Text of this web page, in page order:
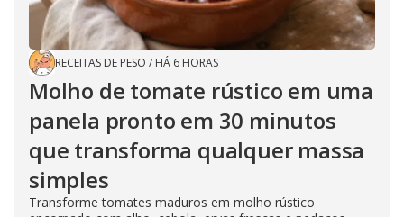
RECEITAS DE PESO / HÁ 6 HORAS
Molho de tomate rústico em uma
panela pronto em 30 minutos
que transforma qualquer massa
simples
Transforme tomates maduros em molho rústico